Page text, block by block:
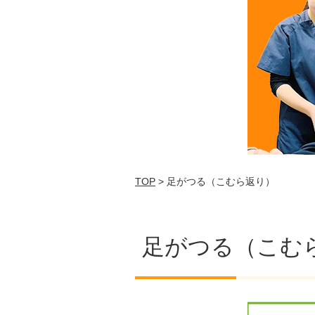
TOP > 足がつる（こむら返り）
足がつる（こむ